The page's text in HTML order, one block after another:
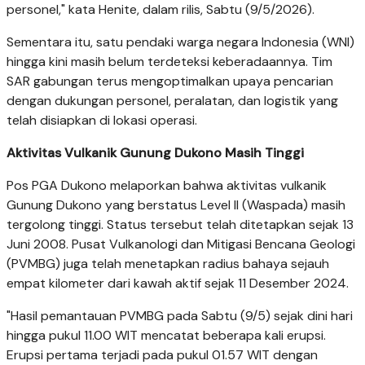
personel," kata Henite, dalam rilis, Sabtu (9/5/2026).
Sementara itu, satu pendaki warga negara Indonesia (WNI)
hingga kini masih belum terdeteksi keberadaannya. Tim
SAR gabungan terus mengoptimalkan upaya pencarian
dengan dukungan personel, peralatan, dan logistik yang
telah disiapkan di lokasi operasi.
Aktivitas Vulkanik Gunung Dukono Masih Tinggi
Pos PGA Dukono melaporkan bahwa aktivitas vulkanik
Gunung Dukono yang berstatus Level II (Waspada) masih
tergolong tinggi. Status tersebut telah ditetapkan sejak 13
Juni 2008. Pusat Vulkanologi dan Mitigasi Bencana Geologi
(PVMBG) juga telah menetapkan radius bahaya sejauh
empat kilometer dari kawah aktif sejak 11 Desember 2024.
"Hasil pemantauan PVMBG pada Sabtu (9/5) sejak dini hari
hingga pukul 11.00 WIT mencatat beberapa kali erupsi.
Erupsi pertama terjadi pada pukul 01.57 WIT dengan